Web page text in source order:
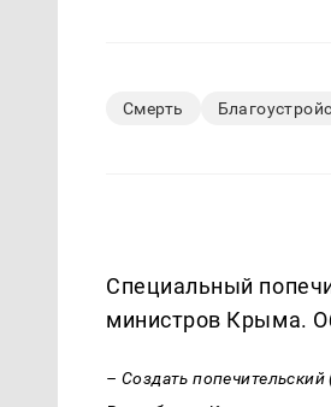
Смерть
Специальный
министров Крыма.
– Создать